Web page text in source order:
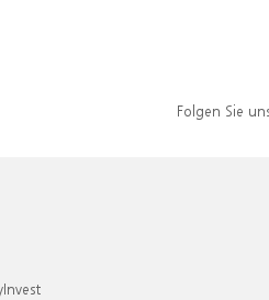
Folgen Sie